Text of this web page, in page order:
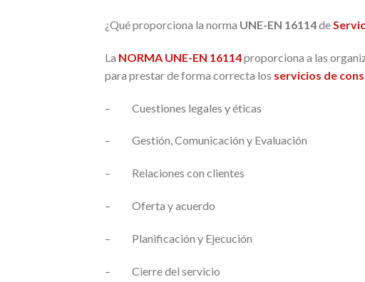
¿Qué proporciona la norma UNE-EN 16114de
La NORMA UNE-EN 16114proporciona a las
para prestar de forma correcta los servicios de
– Cuestiones legales y éticas
– Gestión, Comunicación y Evaluación
– Relaciones con clientes
– Oferta y acuerdo
– Planificación y Ejecución
– Cierre del servicio